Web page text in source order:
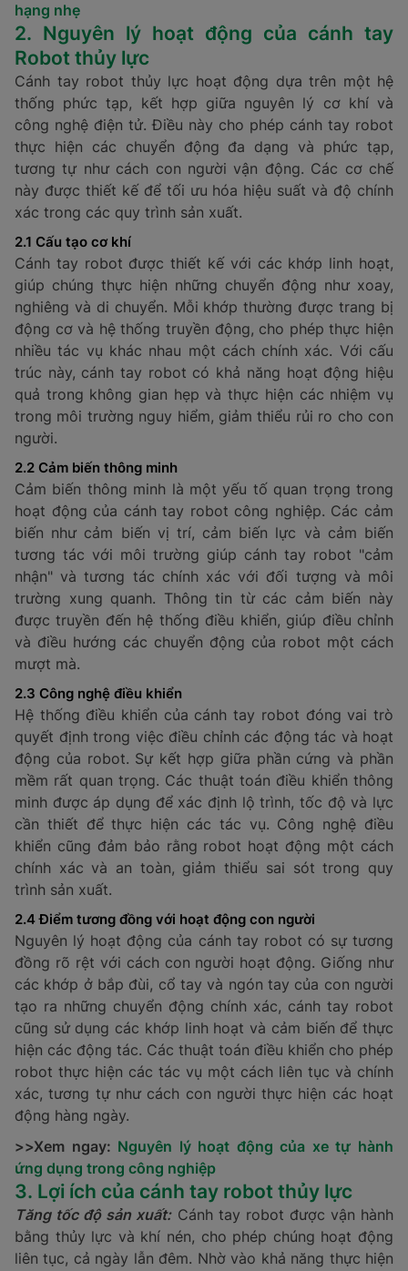
hạng nhẹ
2. Nguyên lý hoạt động của cánh tay
Robot thủy lực
Cánh tay robot thủy lực hoạt động dựa trên một hệ
thống phức tạp, kết hợp giữa nguyên lý cơ khí và
công nghệ điện tử. Điều này cho phép cánh tay robot
thực hiện các chuyển động đa dạng và phức tạp,
tương tự như cách con người vận động. Các cơ chế
này được thiết kế để tối ưu hóa hiệu suất và độ chính
xác trong các quy trình sản xuất.
2.1 Cấu tạo cơ khí
Cánh tay robot được thiết kế với các khớp linh hoạt,
giúp chúng thực hiện những chuyển động như xoay,
nghiêng và di chuyển. Mỗi khớp thường được trang bị
động cơ và hệ thống truyền động, cho phép thực hiện
nhiều tác vụ khác nhau một cách chính xác. Với cấu
trúc này, cánh tay robot có khả năng hoạt động hiệu
quả trong không gian hẹp và thực hiện các nhiệm vụ
trong môi trường nguy hiểm, giảm thiểu rủi ro cho con
người.
2.2 Cảm biến thông minh
Cảm biến thông minh là một yếu tố quan trọng trong
hoạt động của cánh tay robot công nghiệp. Các cảm
biến như cảm biến vị trí, cảm biến lực và cảm biến
tương tác với môi trường giúp cánh tay robot "cảm
nhận" và tương tác chính xác với đối tượng và môi
trường xung quanh. Thông tin từ các cảm biến này
được truyền đến hệ thống điều khiển, giúp điều chỉnh
và điều hướng các chuyển động của robot một cách
mượt mà.
2.3 Công nghệ điều khiển
Hệ thống điều khiển của cánh tay robot đóng vai trò
quyết định trong việc điều chỉnh các động tác và hoạt
động của robot. Sự kết hợp giữa phần cứng và phần
mềm rất quan trọng. Các thuật toán điều khiển thông
minh được áp dụng để xác định lộ trình, tốc độ và lực
cần thiết để thực hiện các tác vụ. Công nghệ điều
khiển cũng đảm bảo rằng robot hoạt động một cách
chính xác và an toàn, giảm thiểu sai sót trong quy
trình sản xuất.
2.4 Điểm tương đồng với hoạt động con người
Nguyên lý hoạt động của cánh tay robot có sự tương
đồng rõ rệt với cách con người hoạt động. Giống như
các khớp ở bắp đùi, cổ tay và ngón tay của con người
tạo ra những chuyển động chính xác, cánh tay robot
cũng sử dụng các khớp linh hoạt và cảm biến để thực
hiện các động tác. Các thuật toán điều khiển cho phép
robot thực hiện các tác vụ một cách liên tục và chính
xác, tương tự như cách con người thực hiện các hoạt
động hàng ngày.
>>Xem ngay: Nguyên lý hoạt động của xe tự hành
ứng dụng trong công nghiệp
3. Lợi ích của cánh tay robot thủy lực
Tăng tốc độ sản xuất:Cánh tay robot được vận hành
bằng thủy lực và khí nén, cho phép chúng hoạt động
liên tục, cả ngày lẫn đêm. Nhờ vào khả năng thực hiện